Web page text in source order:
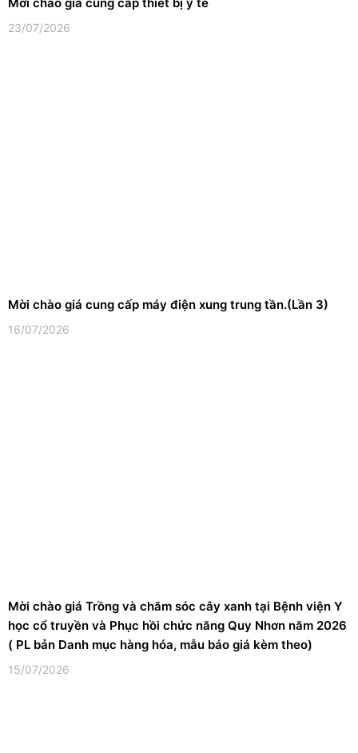
23/07/2026
Mời chào giá cung cấp máy điện xung trung tần.(Lần 3)
16/07/2026
Mời chào giá Trồng và chăm sóc cây xanh tại Bệnh viện Y
học cổ truyền và Phục hồi chức năng Quy Nhơn năm 2026
( PL bản Danh mục hàng hóa, mẫu báo giá kèm theo)
15/07/2026